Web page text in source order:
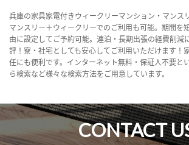
兵庫の家具家電付きウィークリーマンション・マンス
マンスリー＋ウィークリーでのご利用も可能。期間を
由に設定してご予約可能。連泊・長期出張の経費削減
評！寮・社宅としても安心してご利用いただけます！
任にも便利です。インターネット無料・保証人不要と
ら検索など様々な検索方法をご用意しています。
CONTACT